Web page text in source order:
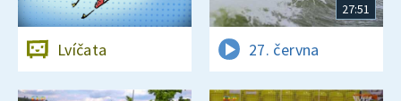
Lvíčata
27:51
27. června